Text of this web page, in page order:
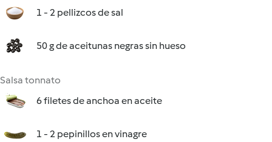
1 - 2 pellizcos de sal
50 g de aceitunas negras sin hueso
Salsa tonnato
6 filetes de anchoa en aceite
1 - 2 pepinillos en vinagre